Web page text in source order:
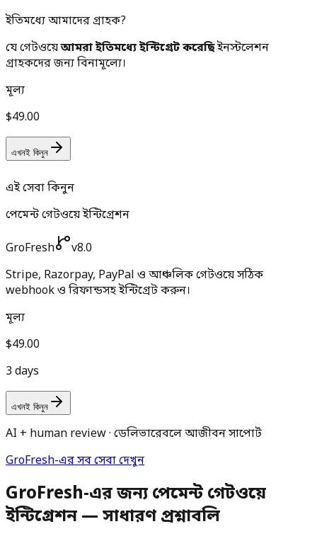
ইতিমধ্যে আমাদের গ্রাহক?
যে গেটওয়েআমরা ইতিমধ্যে ইন্টিগ্রেট করেছিইনস্টলেশন
গ্রাহকদের জন্য বিনামূল্যে।
মূল্য
$49.00
এখনই কিনুন
এই সেবা কিনুন
পেমেন্ট গেটওয়ে ইন্টিগ্রেশন
GroFresh
v8.0
Stripe, Razorpay, PayPal ও আঞ্চলিক গেটওয়ে সঠিক
webhook ও রিফান্ডসহ ইন্টিগ্রেট করুন।
মূল্য
$49.00
3 days
এখনই কিনুন
AI + human review · ডেলিভারেবলে আজীবন সাপোর্ট
GroFresh-এর সব সেবা দেখুন
GroFresh-এর জন্য পেমেন্ট গেটওয়ে
ইন্টিগ্রেশন — সাধারণ প্রশ্নাবলি